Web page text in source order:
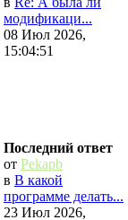
модификаци...
08 Июл 2026,
15:04:51
Последний ответ
от Pekapb
в В какой
программе делать...
23 Июл 2026,